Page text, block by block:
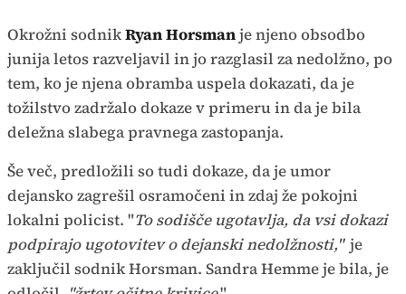
Okrožni sodnikRyan Horsmanje njeno obsodbo
junija letos razveljavil in jo razglasil za nedolžno, po
tem, ko je njena obramba uspela dokazati, da je
tožilstvo zadržalo dokaze v primeru in da je bila
deležna slabega pravnega zastopanja.
Še več, predložili so tudi dokaze, da je umor
dejansko zagrešil osramočeni in zdaj že pokojni
lokalni policist. "To sodišče ugotavlja, da vsi dokazi
podpirajo ugotovitev o dejanski nedolžnosti," je
zaključil sodnik Horsman. Sandra Hemme je bila, je